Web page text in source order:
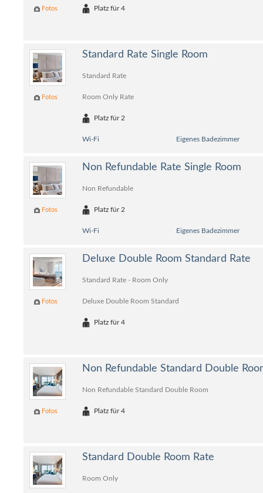
Fotos Platz für 4
Fotos
Standard Rate Single Room
Standard Rate
Room Only Rate
Platz für 2
Wi-Fi Eigenes Badezimmer
Fotos
Non Refundable Rate Single Room
Non Refundable
Platz für 2
Wi-Fi Eigenes Badezimmer
Fotos
Deluxe Double Room Standard Rate
Standard Rate - Room Only
Deluxe Double Room Standard
Platz für 4
Fotos
Non Refundable Standard Double
Non Refundable Standard Double Room
Platz für 4
Standard Double Room Rate
Room Only